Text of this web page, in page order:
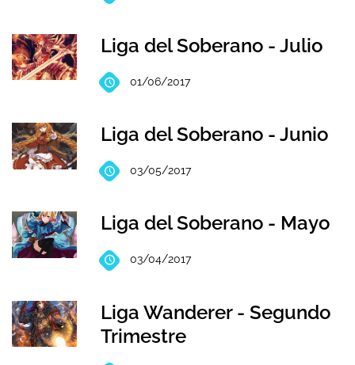
Liga del Soberano - Julio
01/06/2017
Liga del Soberano - Junio
03/05/2017
Liga del Soberano - Mayo
03/04/2017
Liga Wanderer - Segundo
Trimestre